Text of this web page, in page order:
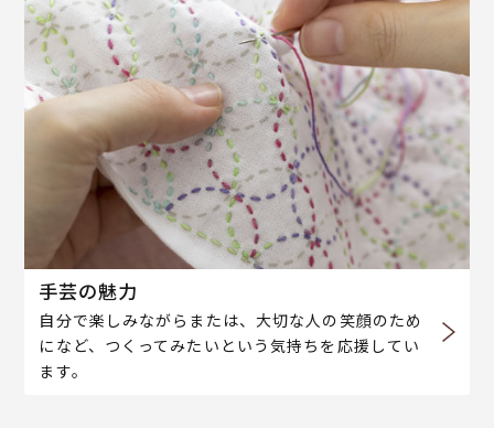
手芸の魅力
自分で楽しみながらまたは、大切な人の笑顔のため
になど、つくってみたいという気持ちを応援してい
ます。